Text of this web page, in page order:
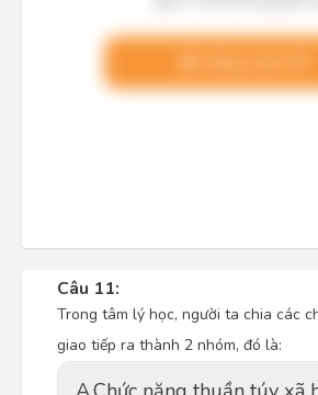
Câu 11:
Trong tâm lý học, người ta chia các
giao tiếp ra thành 2 nhóm, đó là: